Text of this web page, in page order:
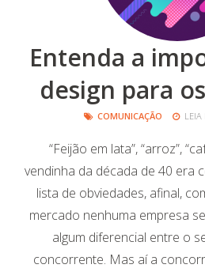
Entenda a
design para
COMUNICAÇÃO LEIA
“Feijão em lata”, “arroz”,
vendinha da década de 40 era
lista de obviedades, afinal,
mercado nenhuma empresa
algum diferencial entre o
concorrente. Mas aí a